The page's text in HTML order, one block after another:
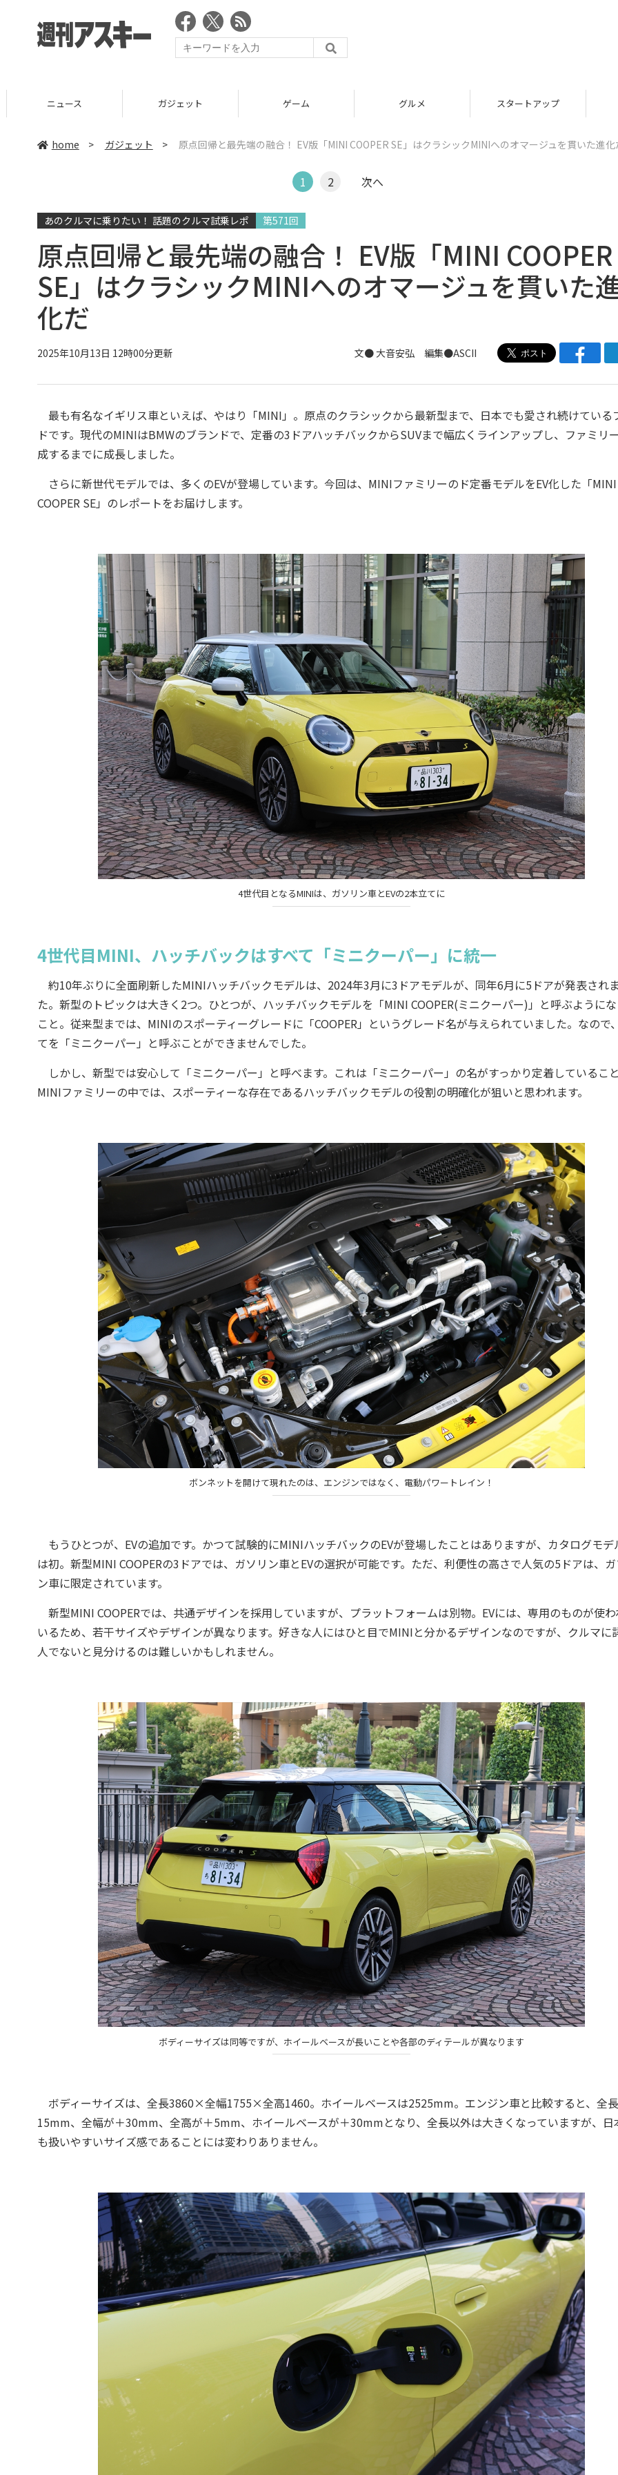
ニュース ガジェット ゲーム グルメ スタートアップ
home > ガジェット > 原点回帰と最先端の融合！ EV版「MINI COOPER SE」はクラシックMINIへのオマージュを貫いた進化
1 2 次へ
あのクルマに乗りたい！ 話題のクルマ試乗レポ 第571回
原点回帰と最先端の融合！ EV版「MINI COOPER
SE」はクラシックMINIへのオマージュを貫いた
化だ
2025年10月13日 12時00分更新 文● 大音安弘 編集●ASCII
最も有名なイギリス車といえば、やはり「MINI」。原点のクラシックから最新型まで、日本でも愛され続けている
ドです。現代のMINIはBMWのブランドで、定番の3ドアハッチバックからSUVまで幅広くラインアップし、ファミリ
成するまでに成長しました。
さらに新世代モデルでは、多くのEVが登場しています。今回は、MINIファミリーのド定番モデルをEV化した「MINI
COOPER SE」のレポートをお届けします。
4世代目となるMINIは、ガソリン車とEVの2本立てに
4世代目MINI、ハッチバックはすべて「ミニクーパー」に統一
約10年ぶりに全面刷新したMINIハッチバックモデルは、2024年3月に3ドアモデルが、同年6月に5ドアが発表され
た。新型のトピックは大きく2つ。ひとつが、ハッチバックモデルを「MINI COOPER(ミニクーパー)」と呼ぶように
こと。従来型までは、MINIのスポーティーグレードに「COOPER」というグレード名が与えられていました。なので
てを「ミニクーパー」と呼ぶことができませんでした。
しかし、新型では安心して「ミニクーパー」と呼べます。これは「ミニクーパー」の名がすっかり定着しているこ
MINIファミリーの中では、スポーティーな存在であるハッチバックモデルの役割の明確化が狙いと思われます。
ボンネットを開けて現れたのは、エンジンではなく、電動パワートレイン！
もうひとつが、EVの追加です。かつて試験的にMINIハッチバックのEVが登場したことはありますが、カタログモデ
は初。新型MINI COOPERの3ドアでは、ガソリン車とEVの選択が可能です。ただ、利便性の高さで人気の5ドアは、
ン車に限定されています。
新型MINI COOPERでは、共通デザインを採用していますが、プラットフォームは別物。EVには、専用のものが使
いるため、若干サイズやデザインが異なります。好きな人にはひと目でMINIと分かるデザインなのですが、クルマに
人でないと見分けるのは難しいかもしれません。
ボディーサイズは同等ですが、ホイールベースが長いことや各部のディテールが異なります
ボディーサイズは、全長3860×全幅1755×全高1460。ホイールベースは2525mm。エンジン車と比較すると、全
15mm、全幅が＋30mm、全高が＋5mm、ホイールベースが＋30mmとなり、全長以外は大きくなっていますが、日
も扱いやすいサイズ感であることには変わりありません。